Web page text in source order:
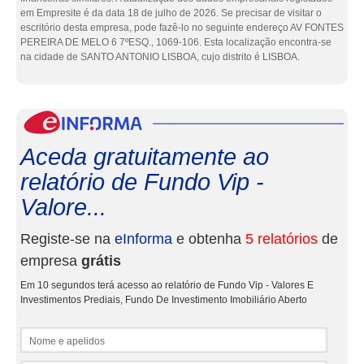
em Empresite é da data 18 de julho de 2026. Se precisar de visitar o
escritório desta empresa, pode fazê-lo no seguinte endereço AV FONTES
PEREIRA DE MELO 6 7ºESQ., 1069-106. Esta localização encontra-se
na cidade de SANTO ANTONIO LISBOA, cujo distrito é LISBOA.
Aceda gratuitamente ao
relatório de Fundo Vip -
Valore...
Registe-se na eInforma e obtenha 5 relatórios de
empresa grátis
Em 10 segundos terá acesso ao relatório de Fundo Vip - Valores E
Investimentos Prediais, Fundo De Investimento Imobiliário Aberto